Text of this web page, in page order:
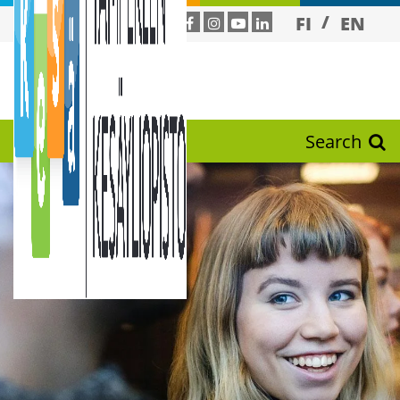
FI EN
Search